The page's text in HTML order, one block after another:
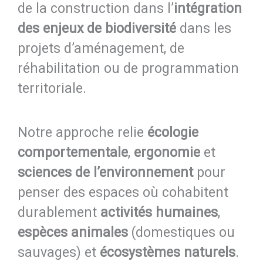
de la construction dans l’intégration
des enjeux de biodiversité dans les
projets d’aménagement, de
réhabilitation ou de programmation
territoriale.
Notre approche relie écologie
comportementale, ergonomie et
sciences de l’environnementpour
penser des espaces où cohabitent
durablement activités humaines,
espèces animales (domestiques ou
sauvages) et écosystèmes naturels.